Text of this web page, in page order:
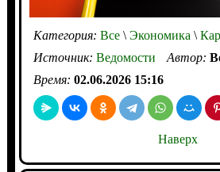
Категория: Все\Экономика \
Источник: Ведомости Автор:
Время: 02.06.2026 15:16
Наверх